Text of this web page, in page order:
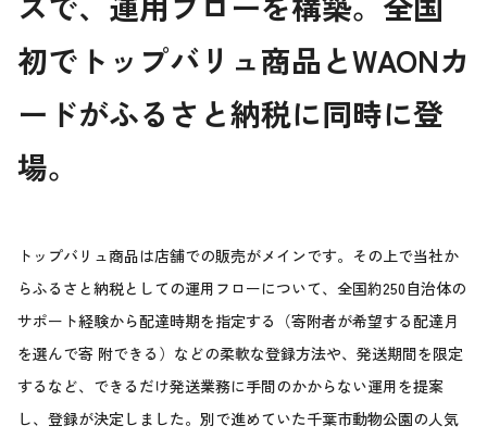
初でトップバリュ商品とWAONカ
ードがふるさと納税に同時に登
場。
トップバリュ商品は店舗での販売がメインです。その上で当社か
らふるさと納税としての運用フローについて、全国約250自治体の
サポート経験から配達時期を指定する（寄附者が希望する配達月
を選んで寄 附できる）などの柔軟な登録方法や、発送期間を限定
するなど、できるだけ発送業務に手間のかからない運用を提案
し、登録が決定しました。別で進めていた千葉市動物公園の人気